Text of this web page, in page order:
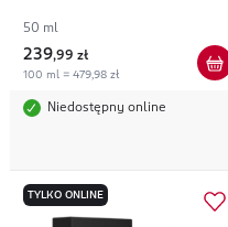
50 ml
239,99 zł
100 ml = 479,98 zł
Niedostępny online
TYLKO ONLINE